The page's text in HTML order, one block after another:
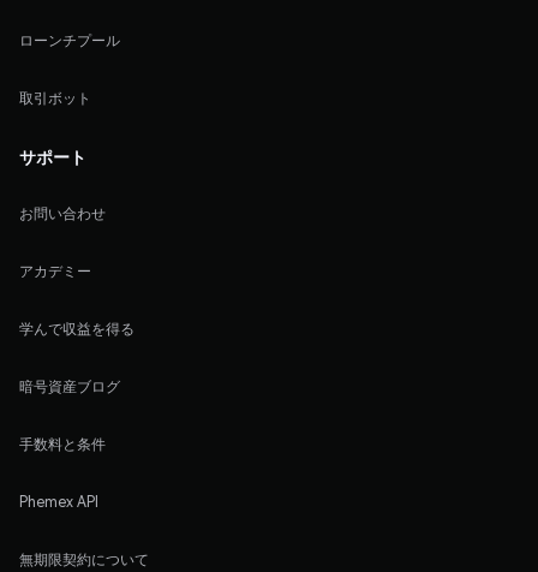
ローンチプール
取引ボット
サポート
お問い合わせ
アカデミー
学んで収益を得る
暗号資産ブログ
手数料と条件
Phemex API
無期限契約について